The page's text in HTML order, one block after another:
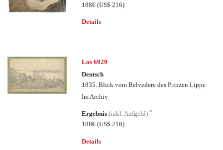
188€(US$ 216)
Details
Los 6929
Deutsch
1835. Blick vom Belvedere des Prinzen Lippe
Im Archiv
Ergebnis(inkl. Aufgeld)*
188€(US$ 216)
Details